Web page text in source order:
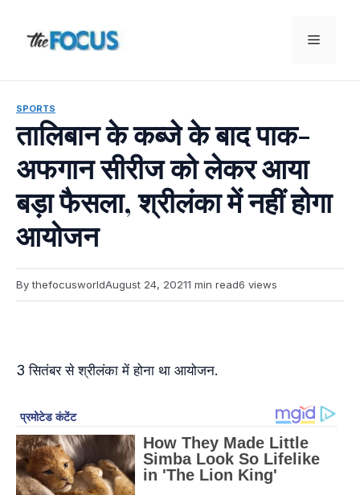
content
Menu
SPORTS
तालिबान के कब्जे के बाद पाक-
अफगान सीरीज को लेकर आया
बड़ा फैसला, श्रीलंका में नहीं होगा
आयोजन
By thefocusworldAugust 24, 20211 min read6 views
3 सितंबर से श्रीलंका में होना था आयोजन.